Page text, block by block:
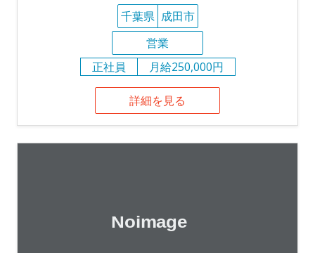
千葉県 成田市
営業
正社員
月給250,000円
詳細を見る